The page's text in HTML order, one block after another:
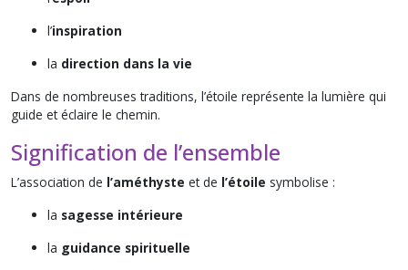
l’inspiration
la direction dans la vie
Dans de nombreuses traditions, l’étoile représente la lumière qui
guide et éclaire le chemin.
Signification de l’ensemble
L’association de l’améthyste et de l’étoile symbolise :
la sagesse intérieure
la guidance spirituelle